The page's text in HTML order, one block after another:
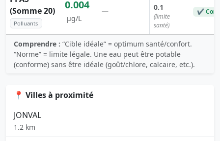
(Somme 20)
Polluants
0.004
µg/L
—
0.1
(limite
santé)
✔
Comprendre : “Cible idéale” = optimum santé/confort.
“Norme” = limite légale. Une eau peut être potable
(conforme) sans être idéale (goût/chlore, calcaire, etc.).
📍 Villes à proximité
JONVAL
1.2 km